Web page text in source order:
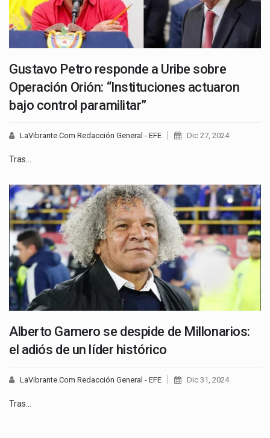
Gustavo Petro responde a Uribe sobre
Operación Orión: “Instituciones actuaron
bajo control paramilitar”
LaVibrante.Com Redacción General - EFE Dic 27, 2024
Tras…
Alberto Gamero se despide de Millonarios:
el adiós de un líder histórico
LaVibrante.Com Redacción General - EFE Dic 31, 2024
Tras…